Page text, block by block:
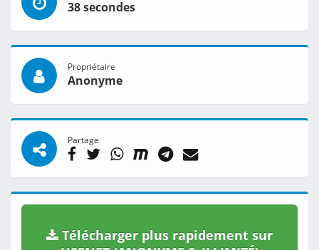
38 secondes
Propriétaire
Anonyme
Partage
Télécharger plus rapidement sur